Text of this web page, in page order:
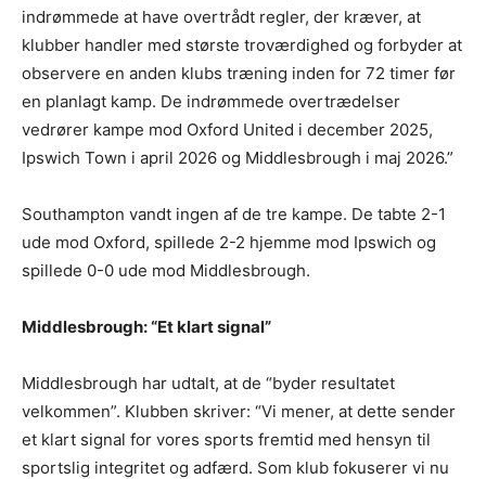
indrømmede at have overtrådt regler, der kræver, at
klubber handler med største troværdighed og forbyder at
observere en anden klubs træning inden for 72 timer før
en planlagt kamp. De indrømmede overtrædelser
vedrører kampe mod Oxford United i december 2025,
Ipswich Town i april 2026 og Middlesbrough i maj 2026.”
Southampton vandt ingen af de tre kampe. De tabte 2-1
ude mod Oxford, spillede 2-2 hjemme mod Ipswich og
spillede 0-0 ude mod Middlesbrough.
Middlesbrough: “Et klart signal”
Middlesbrough har udtalt, at de “byder resultatet
velkommen”. Klubben skriver: “Vi mener, at dette sender
et klart signal for vores sports fremtid med hensyn til
sportslig integritet og adfærd. Som klub fokuserer vi nu